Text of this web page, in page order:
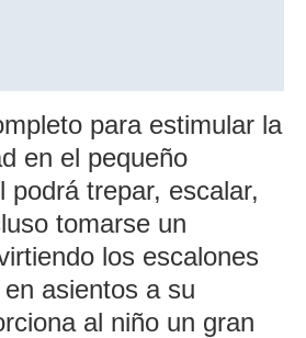
para estimular la
en el pequeño
podrá trepar, escalar,
tomarse un
los escalones
asientos a su
al niño un gran